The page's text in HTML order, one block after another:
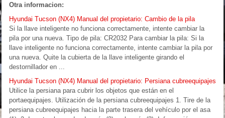
Otra informacion:
Hyundai Tucson (NX4) Manual del propietario: Cambio de la pila
Si la llave inteligente no funciona correctamente, intente cambiar la
pila por una nueva. Tipo de pila: CR2032 Para cambiar la pila: Si la
llave inteligente no funciona correctamente, intente cambiar la pila por
una nueva. Quite la cubierta de la llave inteligente girando el
destornillador en ...
Hyundai Tucson (NX4) Manual del propietario: Persiana cubreequipajes
Utilice la persiana para cubrir los objetos que están en el
portaequipajes. Utilización de la persiana cubreequipajes 1. Tire de la
persiana cubreequipajes hacia la parte trasera del vehículo por el asa